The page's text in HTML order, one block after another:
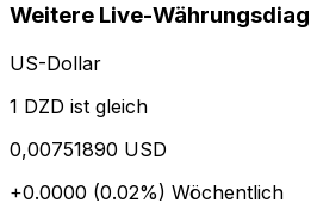
Weitere Live-
US-Dollar
1 DZD ist gleich
0,00751890 USD
+0.0000 (0.02%) Wöchentlich